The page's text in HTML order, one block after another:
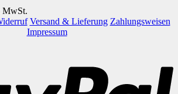
MwSt.
Versand & Lieferung Zahlungsweisen
Impressum